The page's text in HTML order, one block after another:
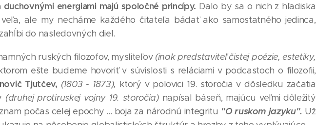
duchovnými energiami majú spoločné princípy. Dalo by sa o nich z hľadiska
ale my necháme každého čitateľa bádať ako samostatného jedinca,
do nasledovných diel.
ruských filozofov, mysliteľov (inak predstaviteľ čistej poézie, estetiky,
ešte budeme hovoriť v súvislosti s reláciami v podcastoch o filozofii,
Tjutčev, (1803 - 1873), ktorý v polovici 19. storočia v dôsledku začatia
(druhej protiruskej vojny 19. storočia)napísal báseň, majúcu veľmi dôležitý
počas celej epochy ... boja za národnú integritu "O ruskom jazyku". Už